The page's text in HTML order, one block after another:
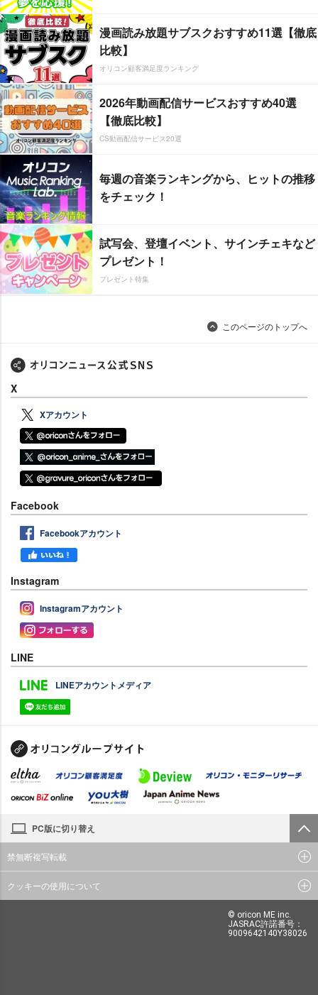
漫画読み放題サブスクおすすめ11選【徹底
比較】
オリコン顧客満足度ランキング
2026年動画配信サービスおすすめ40選
【徹底比較】
CS動画配信サービス20選
毎週の音楽ランキングから、ヒットの推移
をチェック！
試写会、登壇イベント、サインチェキなど
プレゼント！
プレゼント特集
このページのトップへ
X
Xアカウント
Facebook
Facebookアカウント
Instagram
Instagramアカウント
LINE
LINEアカウントメディア
PC版に切り替え
禁無断複写転載
クッキーの使用について
© oricon ME inc.
JASRAC許諾番号：
9009642140Y38026